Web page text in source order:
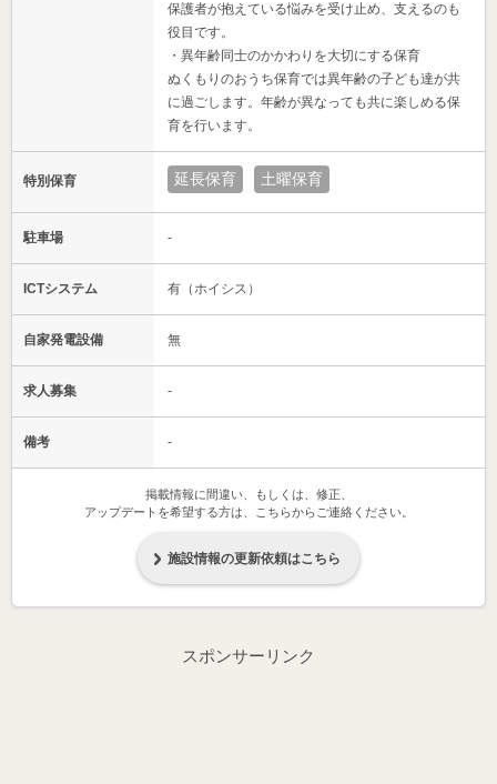
保護者が抱えている悩みを受け止め、支えるのも
役目です。
・異年齢同士のかかわりを大切にする保育
ぬくもりのおうち保育では異年齢の子ども達が共
に過ごします。年齢が異なっても共に楽しめる保
育を行います。
特別保育 延長保育 土曜保育
駐車場 -
ICTシステム 有（ホイシス）
自家発電設備 無
求人募集 -
備考 -
掲載情報に間違い、もしくは、修正、
アップデートを希望する方は、こちらからご連絡ください。
施設情報の更新依頼はこちら
スポンサーリンク